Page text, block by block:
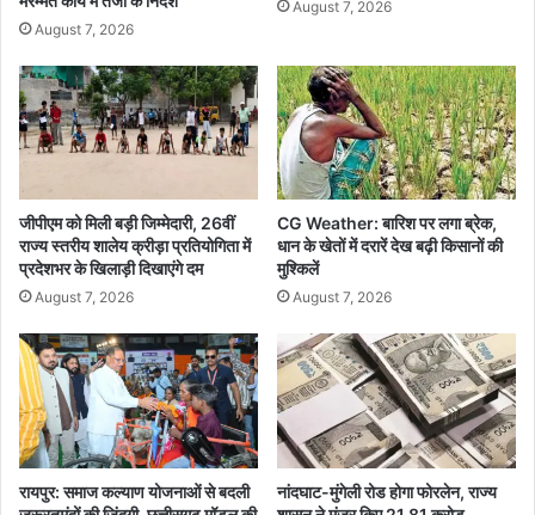
क
ब
रा
म
द
ई
श
ह
रों
रे
ड
की
क्षा
मं
त्री
ने
स
मी
क्षा
,
दि
आ
व
श्य
क
नि
र्दे
श
August 7, 2026
August 7, 2026
जीपीएम को मिली बड़ी जिम्मेदारी, 26वीं
राज्य स्तरीय शालेय क्रीड़ा प्रतियोगिता में
प्रदेशभर के खिलाड़ी दिखाएंगे दम
August 7, 2026
CG Weather: बारिश पर लगा ब्रेक,
धान के खेतों में दरारें देख बढ़ी किसानों की
मुश्किलें
August 7, 2026
रायपुर: समाज कल्याण योजनाओं से बदली
नांदघाट-मुंगेली रोड होगा फोरलेन, राज्य